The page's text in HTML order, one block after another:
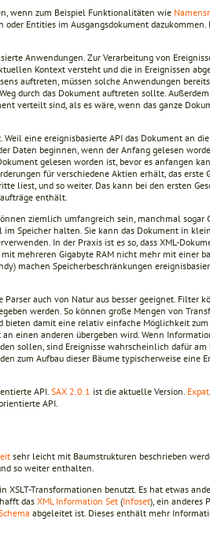
wenn zum Beispiel Funktionalitäten wie
Entities im Ausgangsdokument
Anwendungen. Zur Verarbeitung von
Kontext versteht und die in Ereignissen
auftreten, müssen solche Anwendungen
durch das Dokument auftreten sollte.
verteilt sind, als es wäre, wenn das ganze
eine ereignisbasierte API das Dokument an
Daten beginnen, wenn der Anfang gelesen
gelesen worden ist, bevor es anfangen
für verschiedene Aktien erhält, das erste
liest, und so weiter. Das kann bei den ersten
enthält.
ziemlich umfangreich sein, manchmal sogar
Speicher halten. Sie kann das Dokument in
In der Praxis ist es so, dass XML-
mehreren Gigabyte RAM nicht mehr mit einer
machen Speicherbeschränkungen
auch von Natur aus besser geeignet. Filter
werden. So können große Mengen von
damit eine relativ einfache Möglichkeit zum
einen anderen übergeben wird. Wenn
sollen, sind Ereignisse wahrscheinlich dafür am
zum Aufbau dieser Bäume typischerweise eine
API. SAX 2.0.1 ist die aktuelle Version. Expat
API.
sehr leicht mit Baumstrukturen beschrieben
so weiter enthalten.
XSLT-Transformationen benutzt. Es hat etwas
das XML Information Set (Infoset), ein anderes
abgeleitet ist. Dieses enthält mehr